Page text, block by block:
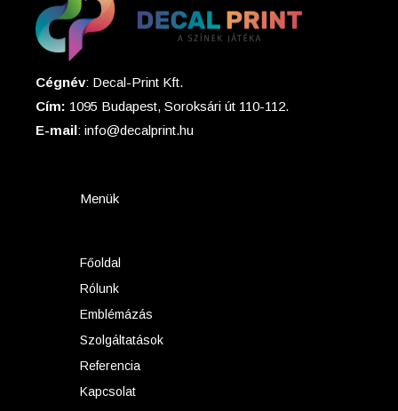
Cégnév: Decal-Print Kft.
Cím: 1095 Budapest, Soroksári út 110-112.
E-mail: info@decalprint.hu
Menük
Főoldal
Rólunk
Emblémázás
Szolgáltatások
Referencia
Kapcsolat